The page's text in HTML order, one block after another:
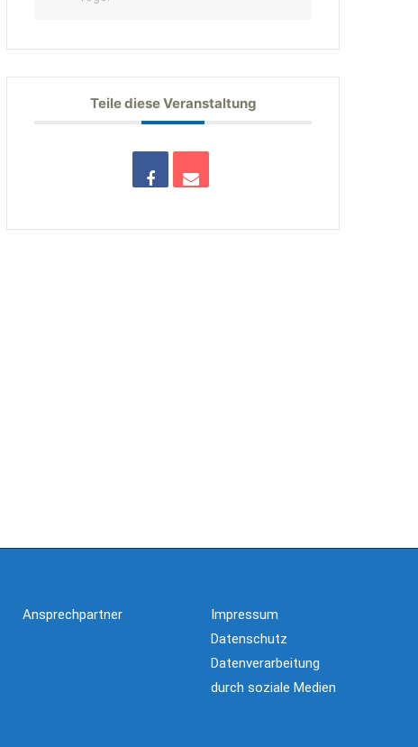
Teile diese Veranstaltung
Ansprechpartner
Impressum
Datenschutz
Datenverarbeitung
durch soziale Medien